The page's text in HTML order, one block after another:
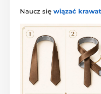
Naucz się wiązać krawat